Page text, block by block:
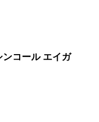
コール エイガ